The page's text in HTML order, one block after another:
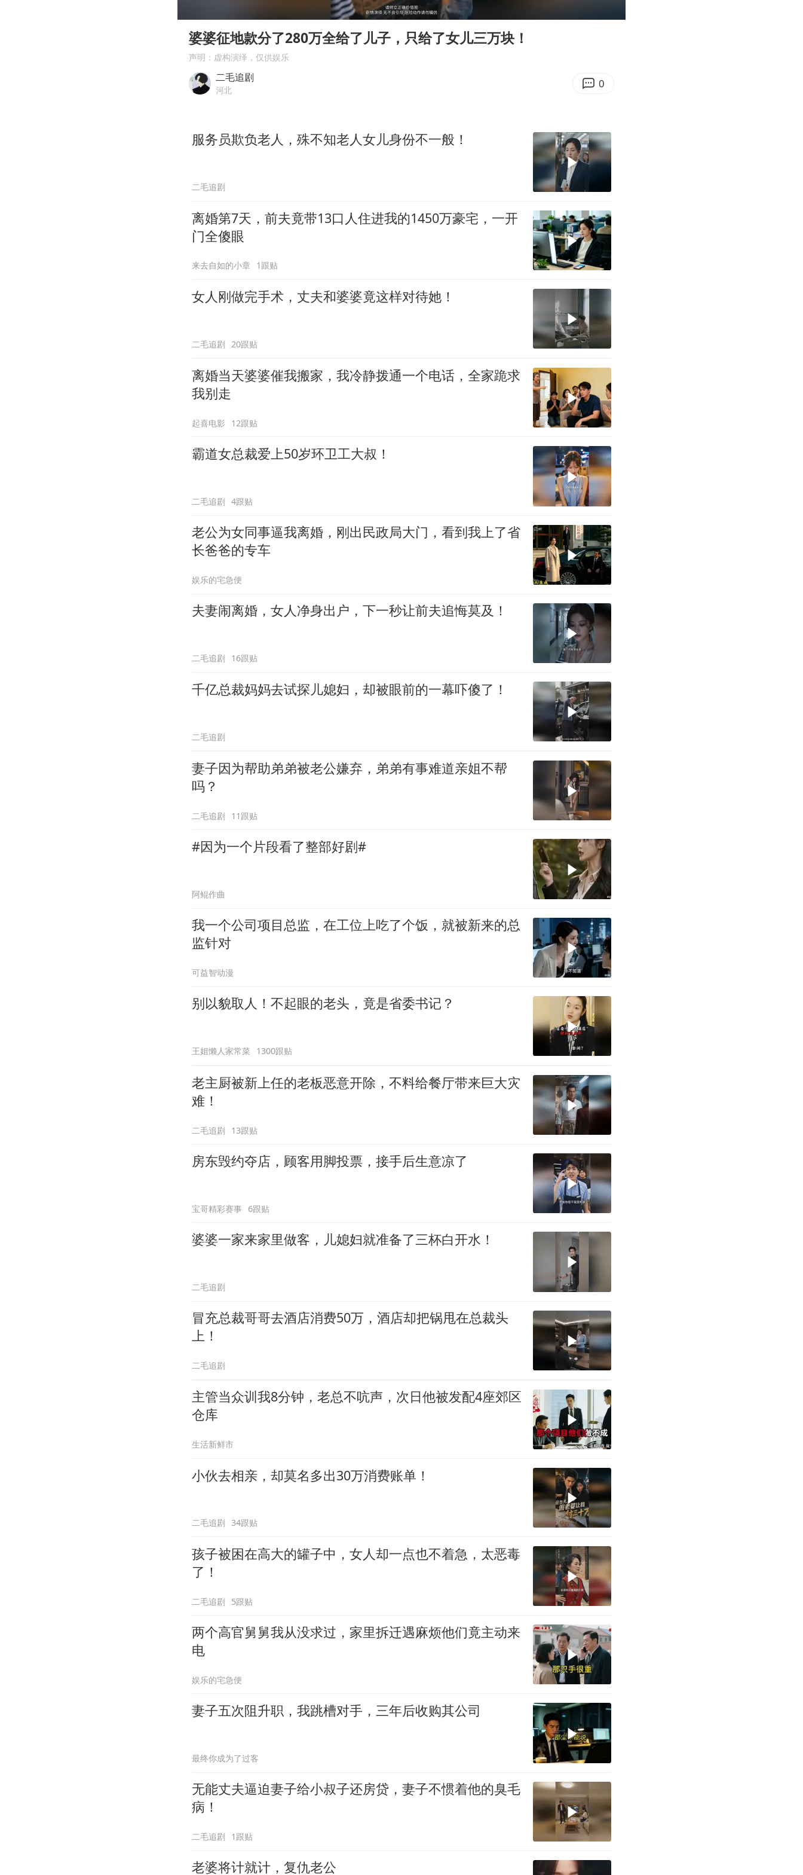
新华社权威快报|我国编制完成新版全月地质图
80后女柜员逆袭成4200亿银行副行长
山东财大教授刘海明逝世 终年38岁
总书记关心百姓身边这些民生大事
婆婆征地款分了280万全给了儿子，只给了女儿三万块！
声明：虚构演绎，仅供娱乐
二毛追剧
河北 0
服务员欺负老人，殊不知老人女儿身份不一般！
二毛追剧
离婚第7天，前夫竟带13口人住进我的1450万豪宅，一开
门全傻眼
来去自如的小章 1跟贴
女人刚做完手术，丈夫和婆婆竟这样对待她！
二毛追剧 20跟贴
离婚当天婆婆催我搬家，我冷静拨通一个电话，全家跪求
我别走
起喜电影 12跟贴
霸道女总裁爱上50岁环卫工大叔！
二毛追剧 4跟贴
老公为女同事逼我离婚，刚出民政局大门，看到我上了省
长爸爸的专车
娱乐的宅急便
夫妻闹离婚，女人净身出户，下一秒让前夫追悔莫及！
二毛追剧 16跟贴
千亿总裁妈妈去试探儿媳妇，却被眼前的一幕吓傻了！
二毛追剧
妻子因为帮助弟弟被老公嫌弃，弟弟有事难道亲姐不帮
吗？
二毛追剧 11跟贴
#因为一个片段看了整部好剧#
阿鲲作曲
我一个公司项目总监，在工位上吃了个饭，就被新来的总
监针对
可益智动漫
别以貌取人！不起眼的老头，竟是省委书记？
王姐懒人家常菜 1300跟贴
老主厨被新上任的老板恶意开除，不料给餐厅带来巨大灾
难！
二毛追剧 13跟贴
房东毁约夺店，顾客用脚投票，接手后生意凉了
宝哥精彩赛事 6跟贴
婆婆一家来家里做客，儿媳妇就准备了三杯白开水！
二毛追剧
冒充总裁哥哥去酒店消费50万，酒店却把锅甩在总裁头
上！
二毛追剧
主管当众训我8分钟，老总不吭声，次日他被发配4座郊区
仓库
生活新鲜市
小伙去相亲，却莫名多出30万消费账单！
二毛追剧 34跟贴
孩子被困在高大的罐子中，女人却一点也不着急，太恶毒
了！
二毛追剧 5跟贴
两个高官舅舅我从没求过，家里拆迁遇麻烦他们竟主动来
电
娱乐的宅急便
妻子五次阻升职，我跳槽对手，三年后收购其公司
最终你成为了过客
无能丈夫逼迫妻子给小叔子还房贷，妻子不惯着他的臭毛
病！
二毛追剧 1跟贴
老婆将计就计，复仇老公